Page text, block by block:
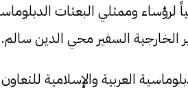
وممثلي البعثات
الخارجية السفير محي الدين سالم.
العربية والإسلامية